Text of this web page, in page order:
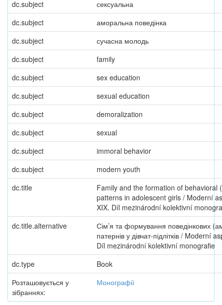
dc.subject
сексуальна
dc.subject
аморальна поведінка
dc.subject
сучасна молодь
dc.subject
family
dc.subject
sex education
dc.subject
sexual education
dc.subject
demoralization
dc.subject
sexual
dc.subject
immoral behavior
dc.subject
modern youth
dc.title
Family and the formation of behavioral
patterns in adolescent girls / Moderní
XIX. Díl mezinárodní kolektivní
dc.title.alternative
Сім’я та формування поведінкових
патернів у дівчат-підлітків / Moderní
Díl mezinárodní kolektivní monografie
dc.type
Book
Розташовується у
зібраннях:
Монографії